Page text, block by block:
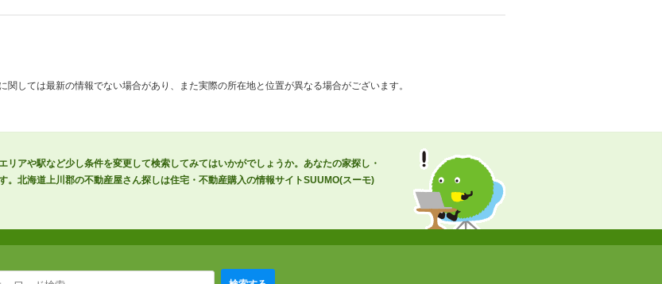
しては最新の情報でない場合があり、また実際の所在地と位置が異なる場合がございます。
アや駅など少し条件を変更して検索してみてはいかがでしょうか。あなたの家探し・
。北海道上川郡の不動産屋さん探しは住宅・不動産購入の情報サイトSUUMO(スーモ)